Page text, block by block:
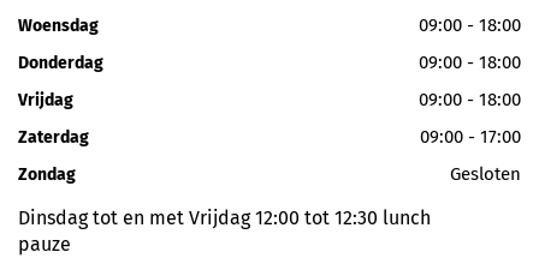
Woensdag 09:00 - 18:00
Donderdag 09:00 - 18:00
Vrijdag 09:00 - 18:00
Zaterdag 09:00 - 17:00
Zondag Gesloten
Dinsdag tot en met Vrijdag 12:00 tot 12:30 lunch
pauze